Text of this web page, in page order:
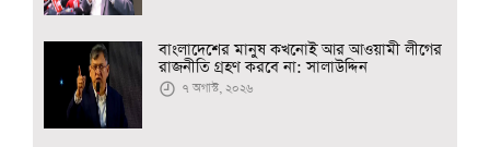
বাংলাদেশের মানুষ কখনোই আর আওয়ামী লীগের
রাজনীতি গ্রহণ করবে না: সালাউদ্দিন
৭ অগাস্ট, ২০২৬